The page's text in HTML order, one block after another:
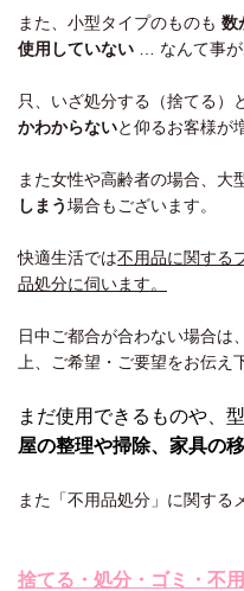
また、小型タイプのものも 数
使用していない … なんて事が
只、いざ処分する（捨てる）
かわからないと仰るお客様が
また女性や高齢者の場合、大
しまう場合もございます。
快適生活では不用品に関する
品処分に伺います。
日中ご都合が合わない場合は
上、ご希望・ご要望をお伝え
まだ使用できるものや、
屋の整理や掃除、家具の
また「不用品処分」に関する
捨てる・処分・ゴミ・不